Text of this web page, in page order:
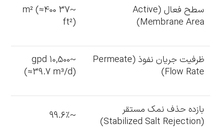
سطح فعال (Active
Membrane Area)
~37 m² (≈400
ft²)
ظرفیت جریان نفوذ (Permeate
Flow Rate)
~10,500 gpd
(≈39.7 m³/d)
بازده حذف نمک مستقر
(Stabilized Salt Rejection)
~99.6٪